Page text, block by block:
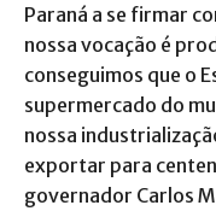
Paraná a se firmar
nossa vocação é
conseguimos que o
supermercado do
nossa
exportar para
governador Carlos